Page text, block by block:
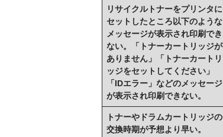
リサイクルトナーをプリンタに
セットしたところ以下のような
メッセージが表示され印刷でき
ない。「トナーカートリッジが
ありません」「トナーカートリ
ッジをセットしてください」
「IDエラー」などのメッセージ
が表示され印刷できない。
トナーやドラムカートリッジの
交換時期が予想より早い。